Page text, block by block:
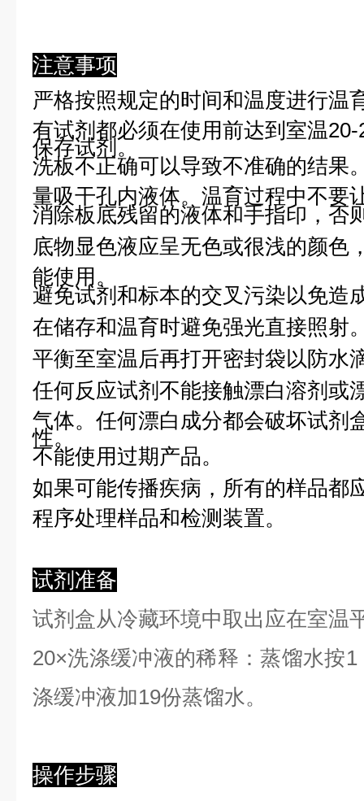
注意事项
严格按照规定的时间和温度进行温
有试剂都必须在使用前达到室温
保存试剂。
洗板不正确可以导致不准确的结果
量吸干孔内液体。温育过程中不要
消除板底残留的液体和手指印，否
底物显色液应呈无色或很浅的颜色
能使用。
避免试剂和标本的交叉污染以免造
在储存和温育时避免强光直接照射
平衡至室温后再打开密封袋以防水
任何反应试剂不能接触漂白溶剂或
气体。任何漂白成分都会破坏试剂
性。
不能使用过期产品。
如果可能传播疾病，所有的样品都
程序处理样品和检测装置。
试剂准备
试剂盒从冷藏环境中取出应在室温
20×洗涤缓冲液的稀释：蒸馏水按
涤缓冲液加19份蒸馏水。
操作步骤